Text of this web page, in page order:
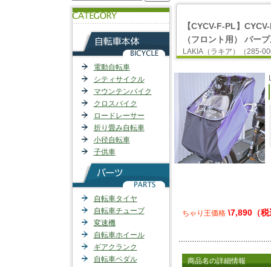
電動自転車
シティサイクル
マウンテンバイク
クロスバイク
ロードレーサー
折り畳み自転車
小径自転車
子供車
自転車タイヤ
自転車チューブ
変速機
自転車ホイール
ギアクランク
自転車ペダル
【CYCV-F-PL】
（フロント用） パー
LAKIA（ラキア）（285-
ちゃり王価格 \7,890（税
商品名の詳細情報